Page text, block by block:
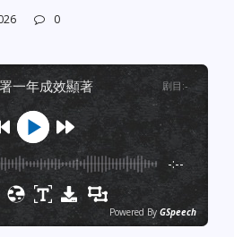
0
署一年成效顯著 剧目 :-
-:--
Powered By GSpeech